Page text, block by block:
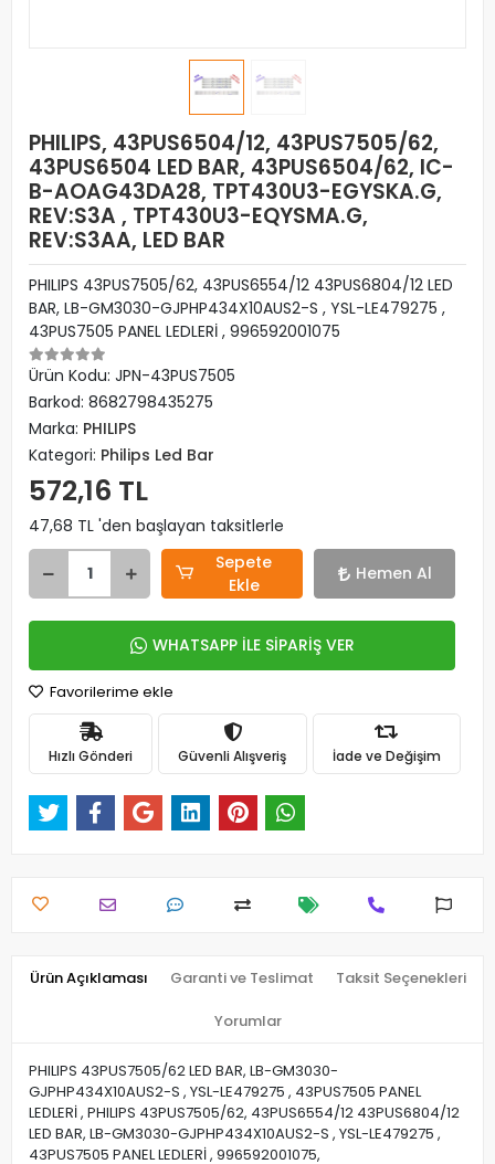
PHILIPS, 43PUS6504/12, 43PUS7505/62,
43PUS6504 LED BAR, 43PUS6504/62, IC-
B-AOAG43DA28, TPT430U3-EGYSKA.G,
REV:S3A , TPT430U3-EQYSMA.G,
REV:S3AA, LED BAR
PHILIPS 43PUS7505/62, 43PUS6554/12 43PUS6804/12 LED
BAR, LB-GM3030-GJPHP434X10AUS2-S , YSL-LE479275 ,
43PUS7505 PANEL LEDLERİ , 996592001075
Ürün Kodu: JPN-43PUS7505
Barkod: 8682798435275
Marka: PHILIPS
Kategori: Philips Led Bar
572,16 TL
47,68 TL 'den başlayan taksitlerle
Sepete
Ekle
Hemen Al
WHATSAPP İLE SİPARİŞ VER
Favorilerime ekle
Hızlı Gönderi Güvenli Alışveriş İade ve Değişim
Ürün Açıklaması Garanti ve Teslimat Taksit Seçenekleri
Yorumlar
PHILIPS 43PUS7505/62 LED BAR, LB-GM3030-
GJPHP434X10AUS2-S , YSL-LE479275 , 43PUS7505 PANEL
LEDLERİ , PHILIPS 43PUS7505/62, 43PUS6554/12 43PUS6804/12
LED BAR, LB-GM3030-GJPHP434X10AUS2-S , YSL-LE479275 ,
43PUS7505 PANEL LEDLERİ , 996592001075,